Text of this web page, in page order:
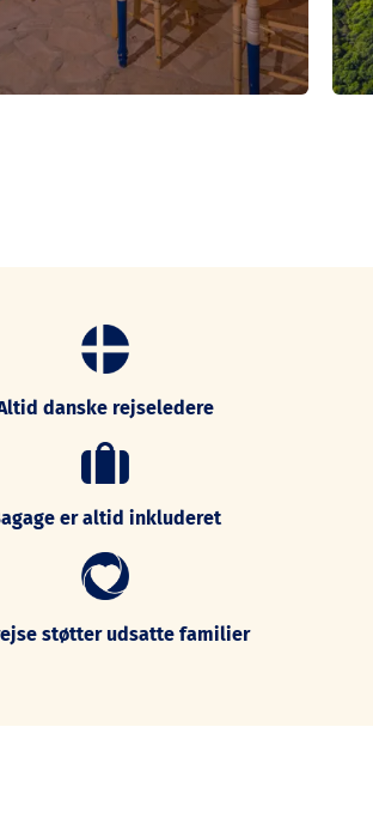
danske rejseledere
er altid inkluderet
støtter udsatte familier